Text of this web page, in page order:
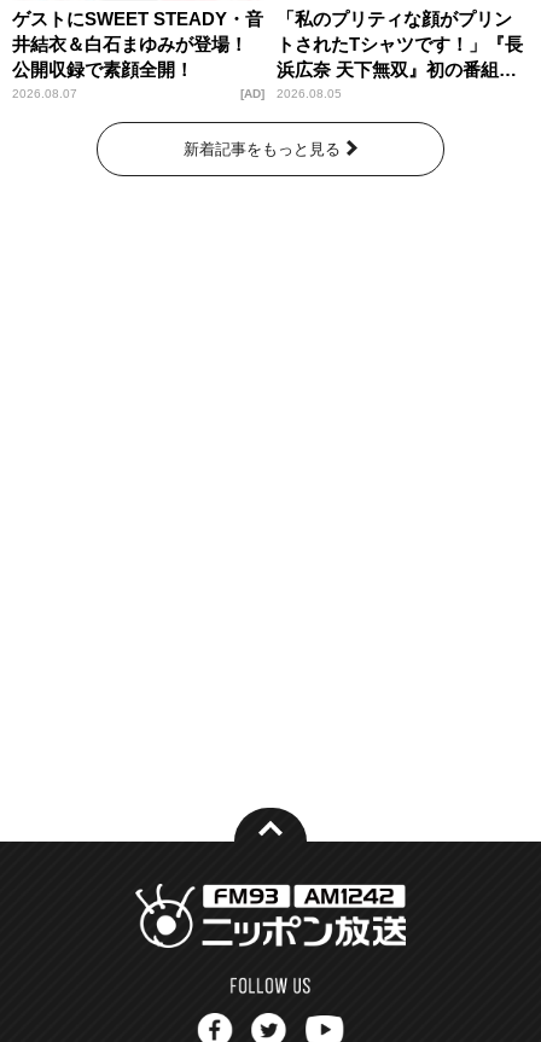
ゲストにSWEET STEADY・音
井結衣＆白石まゆみが登場！
公開収録で素顔全開！
2026.08.07 AD
「私のプリティな顔がプリン
トされたTシャツです！」『長
浜広奈 天下無双』初の番組グ
ッズ発売
2026.08.05
新着記事をもっと見る